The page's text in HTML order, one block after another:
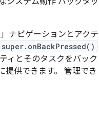
ナビゲーションとアクテ
super.onBackPressed()
ィとそのタスクをバック
提供できます。 管理でき